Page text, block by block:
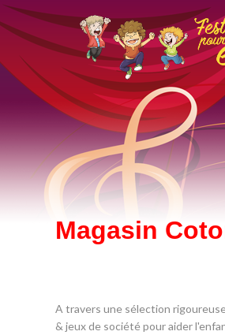
Magasin
A travers une sélection
& jeux de société pour aider